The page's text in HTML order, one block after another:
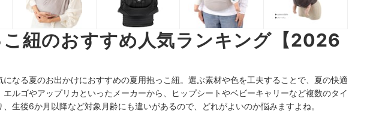
こ紐のおすすめ人気ランキング【2026
になる夏のお出かけにおすすめの夏用抱っこ紐。選ぶ素材や色を工夫することで、夏の快適
エルゴやアップリカといったメーカーから、ヒップシートやベビーキャリーなど複数のタイ
生後6か月以降など対象月齢にも違いがあるので、どれがよいのか悩みますよね。